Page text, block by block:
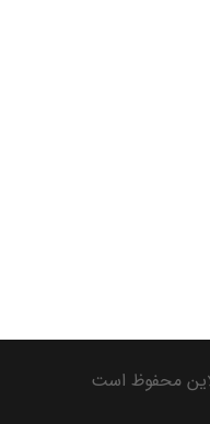
محفوظ است